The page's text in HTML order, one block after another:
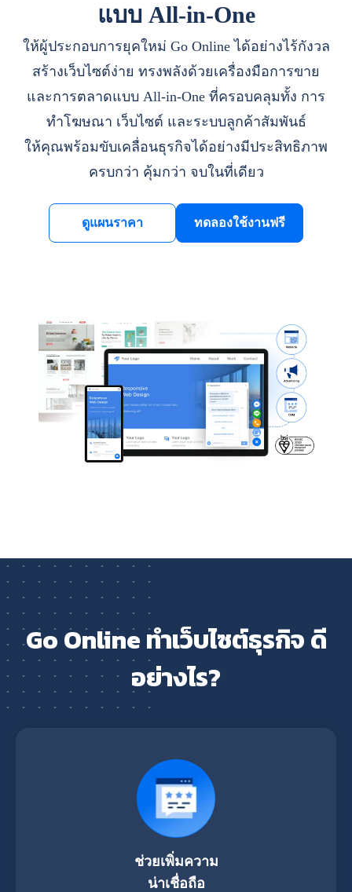
แบบ All-in-One
ให้ผู้ประกอบการยุคใหม่ Go Online ได้อย่างไร้กังวล
สร้างเว็บไซต์ง่าย ทรงพลังด้วยเครื่องมือการขาย
และการตลาดแบบ All-in-One ที่ครอบคลุมทั้ง การ
ทำโฆษณา เว็บไซต์ และระบบลูกค้าสัมพันธ์
ให้คุณพร้อมขับเคลื่อนธุรกิจได้อย่างมีประสิทธิภาพ
ครบกว่า คุ้มกว่า จบในที่เดียว
ดูแผนราคา ทดลองใช้งานฟรี
Go Online ทำเว็บไซต์ธุรกิจ ดี
อย่างไร?
ช่วยเพิ่มความ
น่าเชื่อถือ